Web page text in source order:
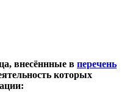
внесённные в перечень
которых